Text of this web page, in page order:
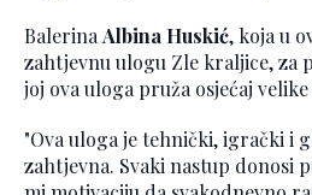
BalerinaAlbina Huskić, koja u
zahtjevnu ulogu Zle kraljice, za
joj ova uloga pruža osjećaj
"Ova uloga je tehnički, igrački i
zahtjevna. Svaki nastup donosi